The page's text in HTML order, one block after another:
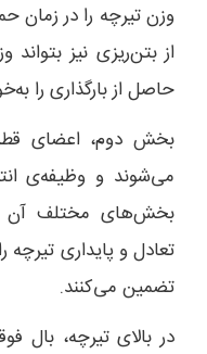
وزن تیرچه را در
از بتن‌ریزی نیز
حاصل از بارگذاری را
بخش دوم، اعضای
می‌شوند و وظیفه‌ی
بخش‌های مختلف آن
تعادل و پایداری
تضمین می‌کنند.
در بالای تیرچه، بال